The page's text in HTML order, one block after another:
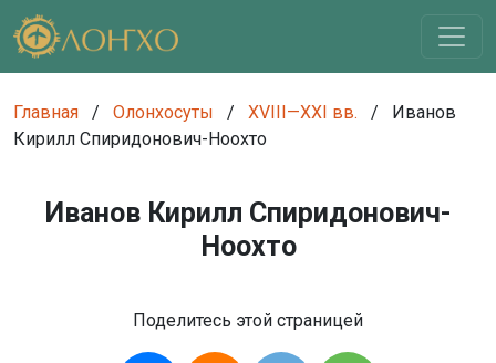
Главная / Олонхосуты / XVIII—XXI вв. /
Иванов
Кирилл Спиридонович-Ноохто
Иванов Кирилл Спиридонович-
Ноохто
Поделитесь этой страницей